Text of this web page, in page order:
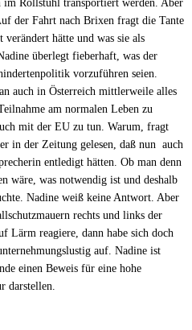
im Rollstuhl transportiert werden. Aber
der Fahrt nach Brixen fragt die Tante
hätte und was sie als
überlegt fieberhaft, was der
vorzuführen seien.
auch in Österreich mittlerweile alles
am normalen Leben zu
mit der EU zu tun. Warum, fragt
in der Zeitung gelesen, daß nun auch
entledigt hätten. Ob man denn
wäre, was notwendig ist und deshalb
Nadine weiß keine Antwort. Aber
rechts und links der
Lärm reagiere, dann habe sich doch
auf. Nadine ist
einen Beweis für eine hohe
darstellen.